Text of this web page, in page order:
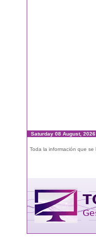
Saturday 08 August, 2026
Toda la información que